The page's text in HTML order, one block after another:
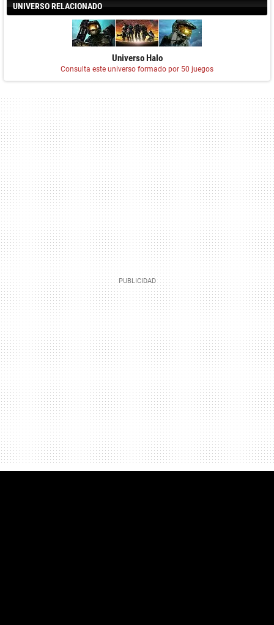
UNIVERSO RELACIONADO
Universo Halo
Consulta este universo formado por 50 juegos